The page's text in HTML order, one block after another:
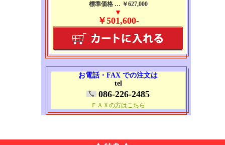
標準価格 … ￥627,000
▼
￥501,600-
お電話・FAX での注文は
tel
086-226-2485
ＦＡＸの方はこちら